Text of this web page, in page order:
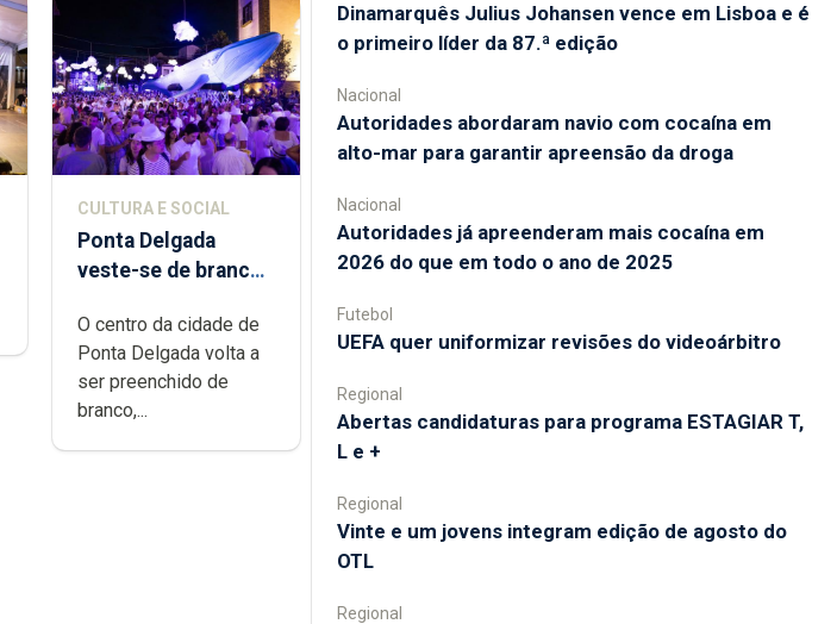
CULTURA E SOCIAL
Ponta Delgada
veste-se de branco
O centro da cidade de
Ponta Delgada volta a
ser preenchido de
branco,...
Dinamarquês Julius Johansen vence em Lisboa e é
o primeiro líder da 87.ª edição
Nacional
Autoridades abordaram navio com cocaína em
alto-mar para garantir apreensão da droga
Nacional
Autoridades já apreenderam mais cocaína em
2026 do que em todo o ano de 2025
Futebol
UEFA quer uniformizar revisões do videoárbitro
Regional
Abertas candidaturas para programa ESTAGIAR T,
L e +
Regional
Vinte e um jovens integram edição de agosto do
OTL
Regional